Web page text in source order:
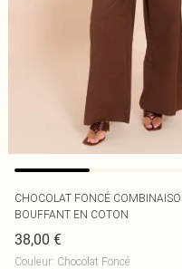
CHOCOLAT FONCÉ
BOUFFANT EN COTON
38,00 €
Couleur: Chocolat Foncé